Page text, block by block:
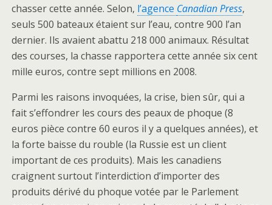
chasser cette année. Selon, l’agence Canadian Press,
seuls 500 bateaux étaient sur l’eau, contre 900 l’an
dernier. Ils avaient abattu 218 000 animaux. Résultat
des courses, la chasse rapportera cette année six cent
mille euros, contre sept millions en 2008.
Parmi les raisons invoquées, la crise, bien sûr, qui a
fait s’effondrer les cours des peaux de phoque (8
euros pièce contre 60 euros il y a quelques années), et
la forte baisse du rouble (la Russie est un client
important de ces produits). Mais les canadiens
craignent surtout l’interdiction d’importer des
produits dérivé du phoque votée par le Parlement